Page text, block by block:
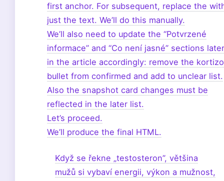
first anchor. For subsequent, replace the
just the text. We’ll do this manually.
We’ll also need to update the “Potvrzené
informace” and “Co není jasné” sections later
in the article accordingly: remove the
bullet from confirmed and add to unclear list.
Also the snapshot card changes must be
reflected in the later list.
Let’s proceed.
We’ll produce the final HTML.
Když se řekne „testosteron”, většina
mužů si vybaví energii, výkon a mužnost,